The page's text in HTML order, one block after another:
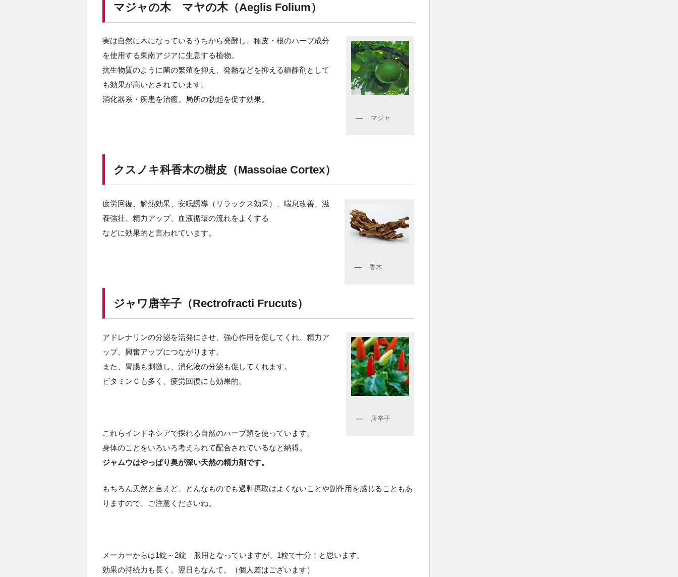
マジャの木 マヤの木（Aeglis Folium）
マジャ
実は自然に木になっているうちから発酵し、種皮・根のハーブ成分
を使用する東南アジアに生息する植物。
抗生物質のように菌の繁殖を抑え、発熱などを抑える鎮静剤として
も効果が高いとされています。
消化器系・疾患を治癒。局所の勃起を促す効果。
クスノキ科香木の樹皮（Massoiae Cortex）
香木
疲労回復、解熱効果、安眠誘導（リラックス効果）、喘息改善、滋
養強壮、精力アップ、血液循環の流れをよくする
などに効果的と言われています。
ジャワ唐辛子（Rectrofracti Frucuts）
唐辛子
アドレナリンの分泌を活発にさせ、強心作用を促してくれ、精力ア
ップ、興奮アップにつながります。
また、胃腸も刺激し、消化液の分泌も促してくれます。
ビタミンＣも多く、疲労回復にも効果的。
これらインドネシアで採れる自然のハーブ類を使っています。
身体のことをいろいろ考えられて配合されているなと納得。
ジャムウはやっぱり奥が深い天然の精力剤です。
もちろん天然と言えど、どんなものでも過剰摂取はよくないことや副作用を感じることもあ
りますので、ご注意くださいね。
メーカーからは1錠～2錠 服用となっていますが、1粒で十分！と思います。
効果の持続力も長く、翌日もなんて。（個人差はございます）